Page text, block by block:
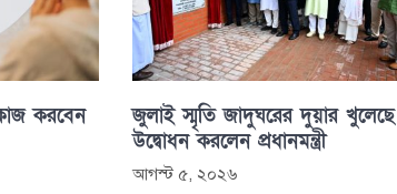
করবেন
জুলাই স্মৃতি জাদুঘরের দুয়ার খুলেছে
উদ্বোধন করলেন প্রধানমন্ত্রী
আগস্ট ৫, ২০২৬